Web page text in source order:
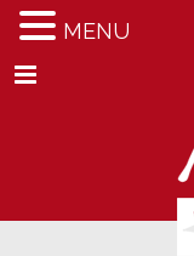
Menu
MENU